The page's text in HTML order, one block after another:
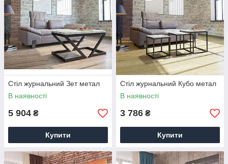
Стіл журнальний Зет метал
В наявності
5 904 ₴
Купити
Стіл журнальний Кубо метал
В наявності
3 786 ₴
Купити